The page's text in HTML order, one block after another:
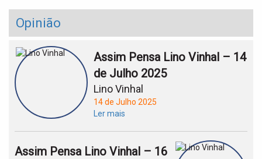
Opinião
Assim Pensa Lino Vinhal – 14
de Julho 2025
Lino Vinhal
14 de Julho 2025
Ler mais
Assim Pensa Lino Vinhal – 16